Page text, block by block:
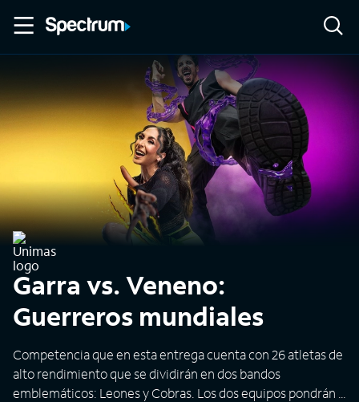
Garra vs. Veneno:
Guerreros mundiales
Competencia que en esta entrega cuenta con 26 atletas de
alto rendimiento que se dividirán en dos bandos
emblemáticos: Leones y Cobras. Los dos equipos pondrán a